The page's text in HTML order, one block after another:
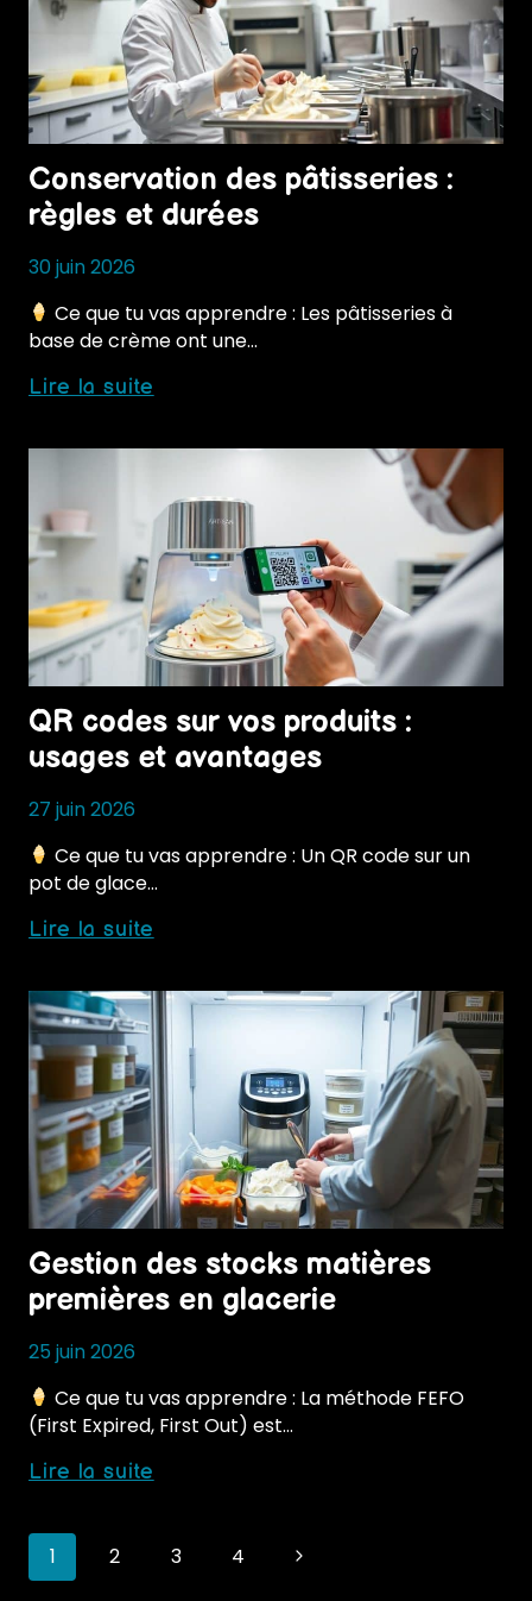
Conservation des pâtisseries :
règles et durées
30 juin 2026
Ce que tu vas apprendre : Les pâtisseries à
base de crème ont une…
Lire la suite
règles
et
durées
QR codes sur vos produits :
usages et avantages
27 juin 2026
Ce que tu vas apprendre : Un QR code sur un
pot de glace…
Lire la suite
vos
produits
usages
et
avantages
Gestion des stocks matières
premières en glacerie
25 juin 2026
Ce que tu vas apprendre : La méthode FEFO
(First Expired, First Out) est…
Lire la suite
matières
Page
1 2 3 4
Next